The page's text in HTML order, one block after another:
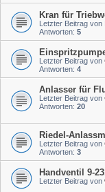
Kran für
Letzter Beitrag von
Antworten: 5
Letzter Beitrag von
Antworten: 4
Anlasser für
Letzter Beitrag von
Antworten: 20
Riedel-
Letzter Beitrag von
Antworten: 3
Handventil 9-
Letzter Beitrag von